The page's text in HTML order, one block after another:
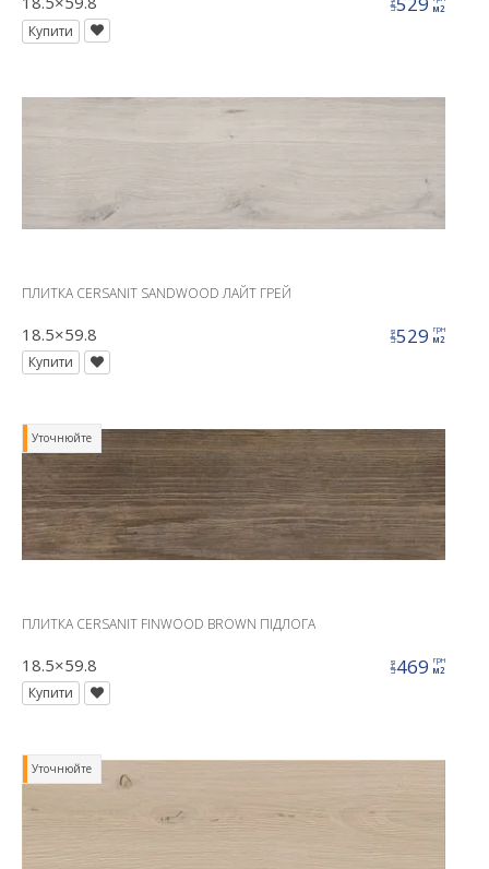
ціна м2
Купити
ПЛИТКА CERSANIT SANDWOOD ЛАЙТ ГРЕЙ
18.5×59.8 ціна529 грн
м2
Купити
Уточнюйте
ПЛИТКА CERSANIT FINWOOD BROWN ПІДЛОГА
18.5×59.8 ціна469 грн
м2
Купити
Уточнюйте